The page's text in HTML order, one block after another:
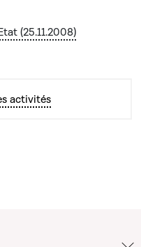
(25.11.2008)
activités